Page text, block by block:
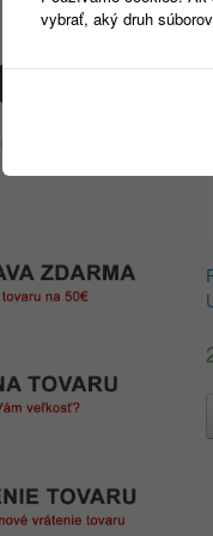
vybrať, aký druh